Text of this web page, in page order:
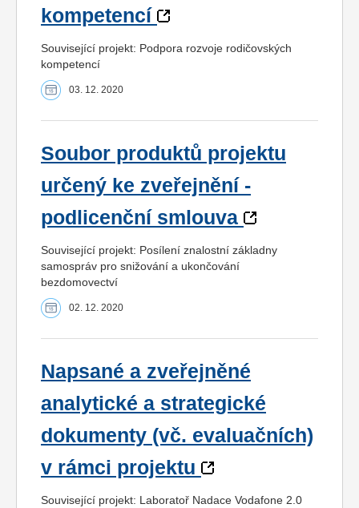
kompetencí
Související projekt: Podpora rozvoje rodičovských
kompetencí
03. 12. 2020
Soubor produktů projektu
určený ke zveřejnění -
podlicenční smlouva
Související projekt: Posílení znalostní základny
samospráv pro snižování a ukončování
bezdomovectví
02. 12. 2020
Napsané a zveřejněné
analytické a strategické
dokumenty (vč. evaluačních)
v rámci projektu
Související projekt: Laboratoř Nadace Vodafone 2.0